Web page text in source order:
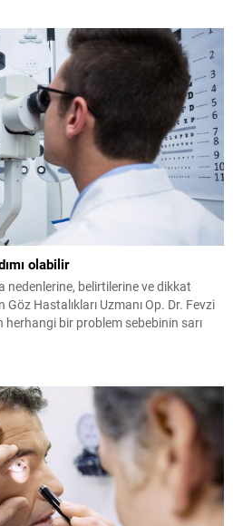
olabilir
nedenlerine, belirtilerine ve dikkat
Hastalıkları Uzmanı Op. Dr. Fevzi
bir problem sebebinin sarı